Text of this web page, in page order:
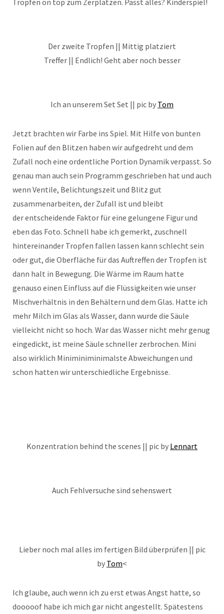
Tropfen on top zum Zerplatzen. Passt alles? Kinderspiel!
Der zweite Tropfen || Mittig platziert
Treffer || Endlich! Geht aber noch besser
Ich an unserem Set Set || pic by Tom
Jetzt brachten wir Farbe ins Spiel. Mit Hilfe von bunten
Folien auf den Blitzen haben wir aufgedreht und dem
Zufall noch eine ordentliche Portion Dynamik verpasst. So
genau man auch sein Programm geschrieben hat und auch
wenn Ventile, Belichtungszeit und Blitz gut
zusammenarbeiten, der Zufall ist und bleibt
der entscheidende Faktor für eine gelungene Figur und
eben das Foto. Schnell habe ich gemerkt, zuschnell
hintereinander Tropfen fallen lassen kann schlecht sein
oder gut, die Oberfläche für das Auftreffen der Tropfen ist
dann halt in Bewegung. Die Wärme im Raum hatte
genauso einen Einfluss auf die Flüssigkeiten wie unser
Mischverhältnis in den Behältern und dem Glas. Hatte ich
mehr Milch im Glas als Wasser, dann wurde die Säule
vielleicht nicht so hoch. War das Wasser nicht mehr genug
eingedickt, ist meine Säule schneller zerbrochen. Mini
also wirklich Miniminiminimalste Abweichungen und
schon hatten wir unterschiedliche Ergebnisse.
Konzentration behind the scenes || pic by Lennart
Auch Fehlversuche sind sehenswert
Lieber noch mal alles im fertigen Bild überprüfen || pic
by Tom<
Ich glaube, auch wenn ich zu erst etwas Angst hatte, so
dooooof habe ich mich gar nicht angestellt. Spätestens